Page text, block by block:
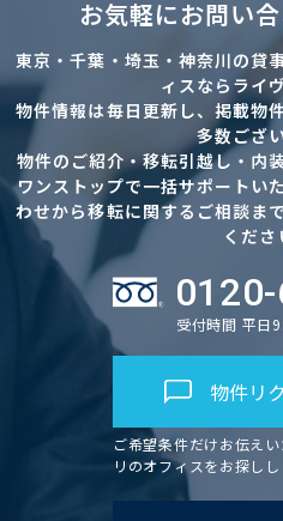
お気軽にお問い
東京・千葉・埼玉・神奈川の貸
ィスならライ
物件情報は毎日更新し、掲載物
多数ござ
物件のご紹介・移転引越し・内
ワンストップで一括サポートい
わせから移転に関するご相談ま
くださ
受付時間 平日
物件リ
ご希望条件だけお伝え
リのオフィスをお探しし